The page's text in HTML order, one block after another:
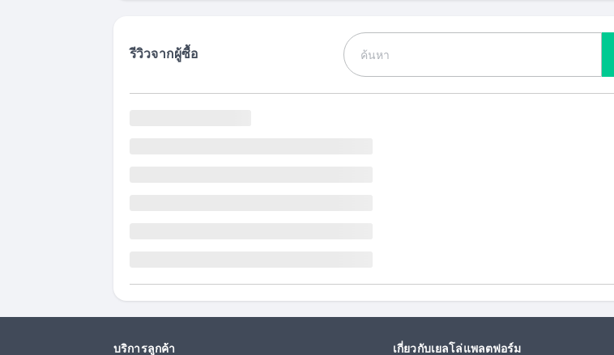
รีวิวจากผู้ซื้อ
บริการลูกค้า เกี่ยวกับเยลโล่แพลตฟอร์ม